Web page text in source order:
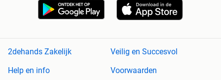
2dehands Zakelijk
Veilig en Succesvol
Help en info
Voorwaarden